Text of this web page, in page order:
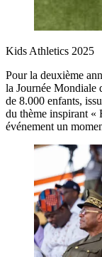
Kids Athletics 2025
Pour la deuxième
la Journée Mondiale
de 8.000 enfants,
du thème inspirant «
événement un